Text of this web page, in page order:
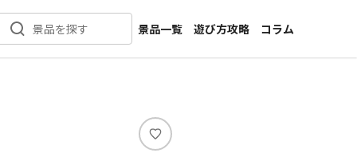
景品を探す
景品一覧
新着景品
メーカー一覧
遊び方攻略
コラム
インタビュー
い